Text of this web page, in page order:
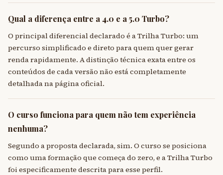
Qual a diferença entre a 4.0 e a 5.0 Turbo?
O principal diferencial declarado é a Trilha Turbo: um
percurso simplificado e direto para quem quer gerar
renda rapidamente. A distinção técnica exata entre os
conteúdos de cada versão não está completamente
detalhada na página oficial.
O curso funciona para quem não tem experiência
nenhuma?
Segundo a proposta declarada, sim. O curso se posiciona
como uma formação que começa do zero, e a Trilha Turbo
foi especificamente descrita para esse perfil.